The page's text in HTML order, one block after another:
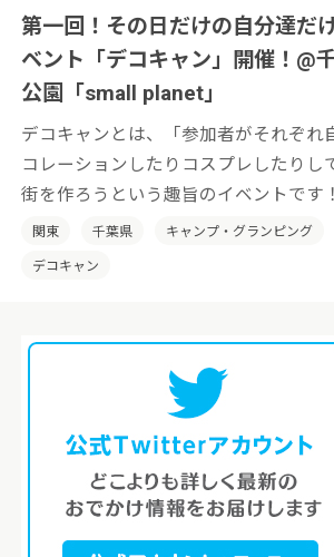
第一回！その日だけの自分達だ
ベント「デコキャン」開催！@
公園「small planet」
デコキャンとは、「参加者がそれぞれ
コレーションしたりコスプレしたりし
街を作ろうという趣旨のイベントです
の土地の特性を活かした「デコキャン
たいと考えております。
関東 千葉県 キャンプ・グランピング
デコキャン